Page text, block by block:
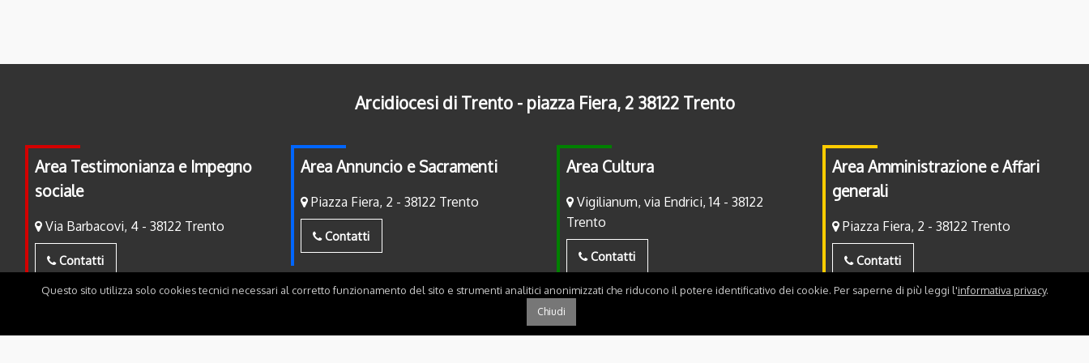
Arcidiocesi di Trento - piazza Fiera, 2 38122 Trento
Area Testimonianza e Impegno
sociale
Via Barbacovi, 4 - 38122 Trento
Contatti
Area Annuncio e Sacramenti
Piazza Fiera, 2 - 38122 Trento
Contatti
Area Cultura
Vigilianum, via Endrici, 14 - 38122
Trento
Contatti
Area Amministrazione e Affari
generali
Piazza Fiera, 2 - 38122 Trento
Contatti
Questo sito utilizza solo cookies tecnici necessari al corretto funzionamento del sito e strumenti analitici anonimizzati che riducono il potere identificativo dei cookie. Per saperne di più leggi l'informativa privacy.
Chiudi